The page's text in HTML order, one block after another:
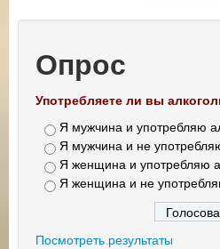
Опрос
Употребляете ли вы
Я мужчина и употребляю
Я мужчина и не
Я женщина и употребляю
Я женщина и не
Посмотреть результаты